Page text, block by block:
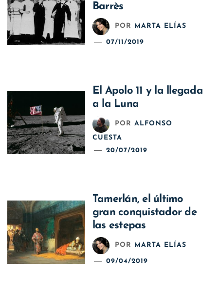
Barrès
POR MARTA ELÍAS
07/11/2019
El Apolo 11 y la llegada
a la Luna
POR ALFONSO
CUESTA
20/07/2019
Tamerlán, el último
gran conquistador de
las estepas
POR MARTA ELÍAS
09/04/2019